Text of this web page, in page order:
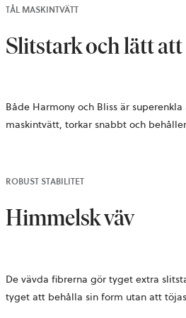
TÅL MASKINTVÄTT
Slitstark och lätt
Både Harmony och Bliss är
maskintvätt, torkar snabbt och
ROBUST STABILITET
Himmelsk väv
De vävda fibrerna gör tyget extra
tyget att behålla sin form utan att